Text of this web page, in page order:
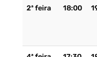
2ª feira 18:00